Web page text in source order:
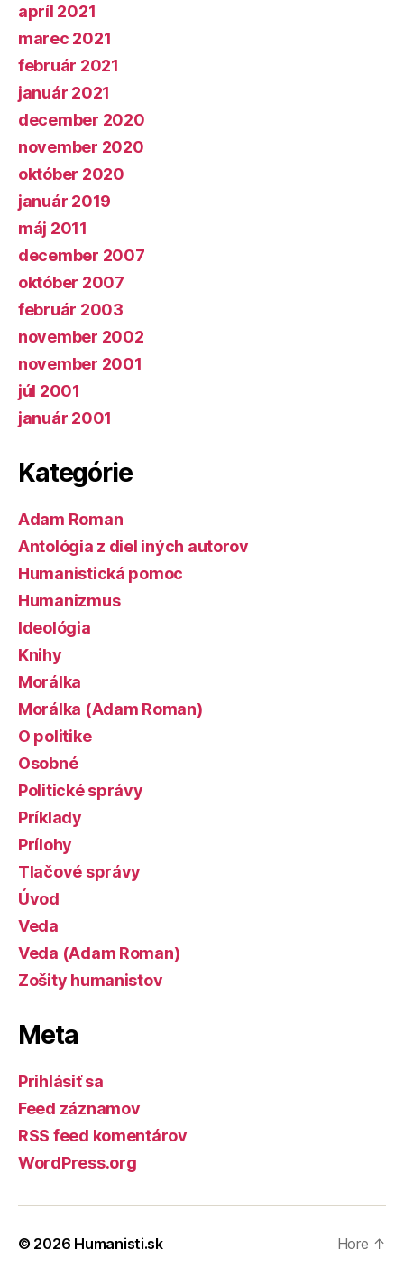
apríl 2021
marec 2021
február 2021
január 2021
december 2020
november 2020
október 2020
január 2019
máj 2011
december 2007
október 2007
február 2003
november 2002
november 2001
júl 2001
január 2001
Kategórie
Adam Roman
Antológia z diel iných autorov
Humanistická pomoc
Humanizmus
Ideológia
Knihy
Morálka
Morálka (Adam Roman)
O politike
Osobné
Politické správy
Príklady
Prílohy
Tlačové správy
Úvod
Veda
Veda (Adam Roman)
Zošity humanistov
Meta
Prihlásiť sa
Feed záznamov
RSS feed komentárov
WordPress.org
© 2026 Humanisti.sk
Hore ↑